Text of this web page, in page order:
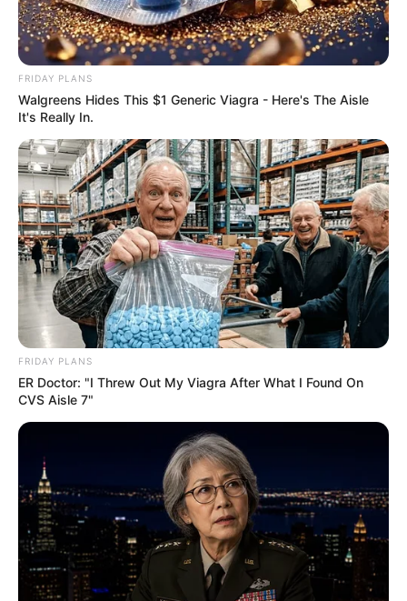
Pronostic Quinté en 6 chevaux
3 REVEN DEJAVU
16 FLAMBEUR DU DIGEON
5 EUNIS DU PATURAL
15 GRAZIELA D’EL
POWERBALL N° CHANCE
Analyse détaillée de notre sélection de 8 chevaux
pour le
Quinté+ du 28 DécembreàVincennes,
dans lePRIX DE NOZAY
FRIDAY PLANS
Walgreens Hides This $1 Generic Viagra - Here's The Aisle
It's Really In.
FRIDAY PLANS
ER Doctor: "I Threw Out My Viagra After What I Found On
CVS Aisle 7"